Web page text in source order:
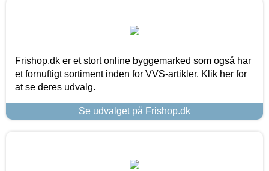
Frishop.dk er et stort online byggemarked som også har
et fornuftigt sortiment inden for VVS-artikler. Klik her for
at se deres udvalg.
Se udvalget på Frishop.dk